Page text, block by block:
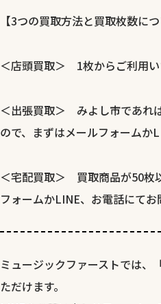
【3つの買取方法と買取枚数に
＜店頭買取＞ 1枚からご利用い
＜出張買取＞ みよし市であれ
ので、まずはメールフォームか
＜宅配買取＞ 買取商品が50枚
フォームかLINE、お電話にて
ミュージックファーストでは
ただけます。